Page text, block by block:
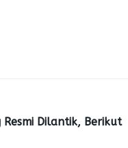
Resmi Dilantik, Berikut